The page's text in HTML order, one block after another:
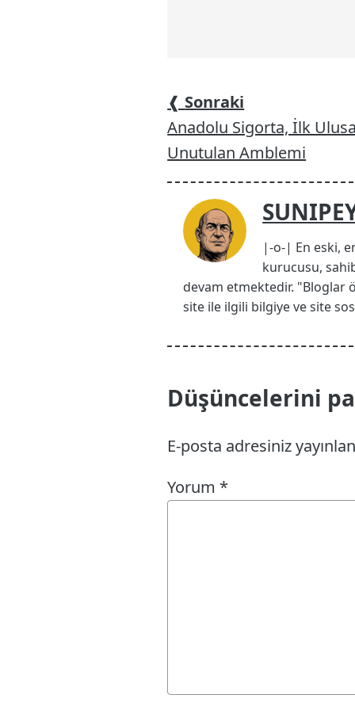
❰ Sonraki
Anadolu Sigorta, İlk
Unutulan Amblemi
|-o-| En eski,
kurucusu,
devam etmektedir. "Bloglar
site ile ilgili bilgiye ve site
Düşüncelerini
E-posta adresiniz
Yorum *